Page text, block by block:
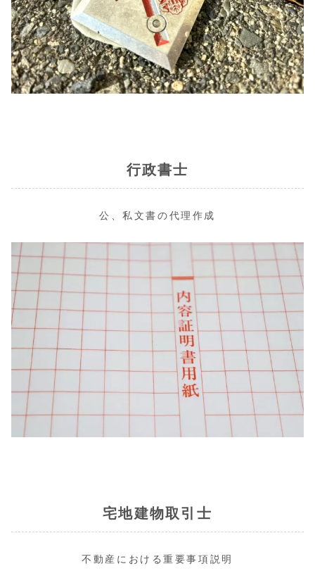
行政書士
公、私文書の代理作成
宅地建物取引士
不動産における重要事項説明